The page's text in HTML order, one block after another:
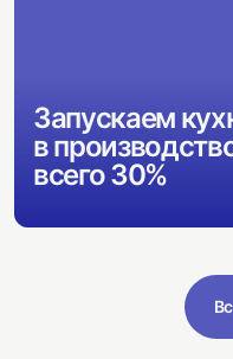
Запускаем
в
всего 30%